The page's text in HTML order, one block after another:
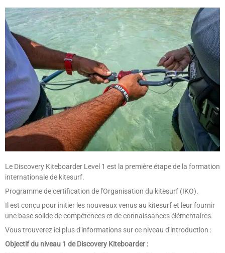
Le Discovery Kiteboarder Level 1 est la première étape de la formation
internationale de kitesurf.
Programme de certification de l'Organisation du kitesurf (IKO).
Il est conçu pour initier les nouveaux venus au kitesurf et leur fournir
une base solide de compétences et de connaissances élémentaires.
Vous trouverez ici plus d'informations sur ce niveau d'introduction :
Objectif du niveau 1 de Discovery Kiteboarder :